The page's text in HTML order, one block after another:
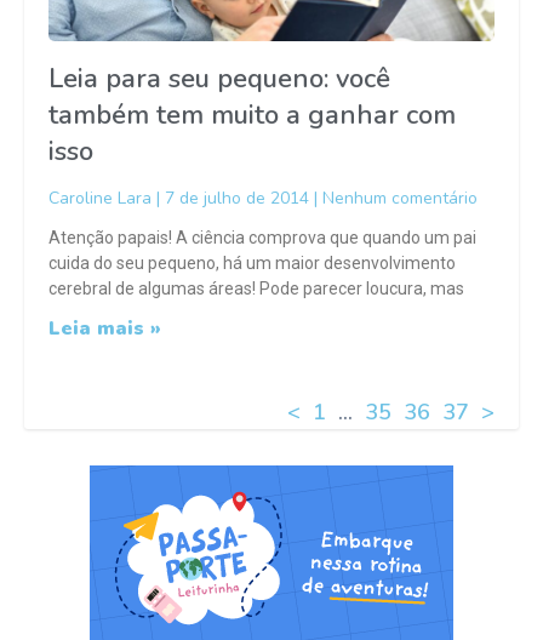
Leia para seu pequeno: você
também tem muito a ganhar com
isso
Caroline Lara 7 de julho de 2014 Nenhum comentário
Atenção papais! A ciência comprova que quando um pai
cuida do seu pequeno, há um maior desenvolvimento
cerebral de algumas áreas! Pode parecer loucura, mas
Leia mais »
< 1 … 35 36 37 >